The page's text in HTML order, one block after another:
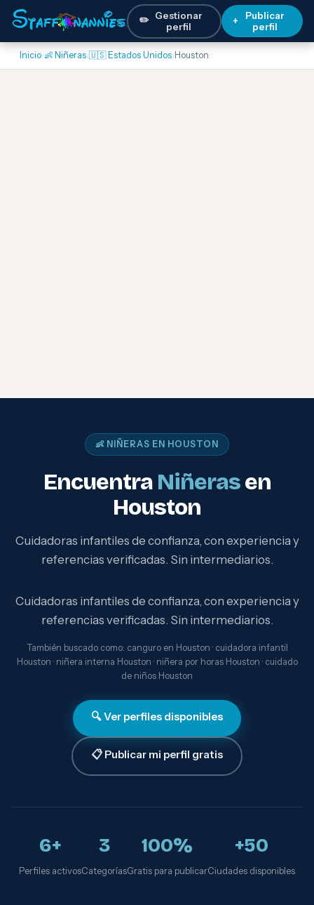
✏️ Gestionar
perfil
+
Publicar
perfil
Inicio›👶 Niñeras›🇺🇸 Estados Unidos› Houston
👶 NIÑERAS EN HOUSTON
Encuentra Niñerasen
Houston
Cuidadoras infantiles de confianza, con experiencia y
referencias verificadas. Sin intermediarios.
Cuidadoras infantiles de confianza, con experiencia y
referencias verificadas. Sin intermediarios.
También buscado como: canguro en Houston · cuidadora infantil
Houston · niñera interna Houston · niñera por horas Houston · cuidado
de niños Houston
🔍 Ver perfiles disponibles
📋 Publicar mi perfil gratis
6+
Perfiles activos
3
Categorías
100%
Gratis para publicar
+50
Ciudades disponibles